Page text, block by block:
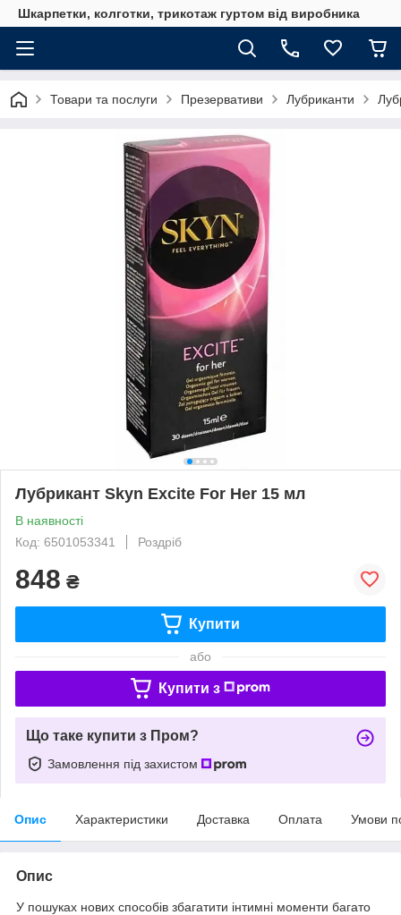
Шкарпетки, колготки, трикотаж гуртом від виробника
Товари та послуги Презервативи Лубриканти
Лубрикант Skyn Excite For Her 15 мл
В наявності
Код: 6501053341
Роздріб
848 ₴
Купити
або
Купити з
Що таке купити з Пром?
Замовлення під захистом
Опис Характеристики Доставка Оплата Умови
Опис
У пошуках нових способів збагатити інтимні моменти багато